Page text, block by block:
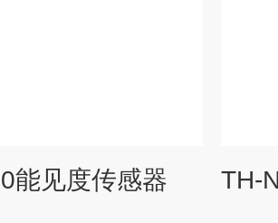
能见度传感器